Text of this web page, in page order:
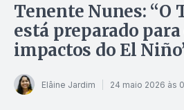
Tenente Nunes: “O
está preparado
impactos do El
Elâine Jardim 24 maio 2026 às